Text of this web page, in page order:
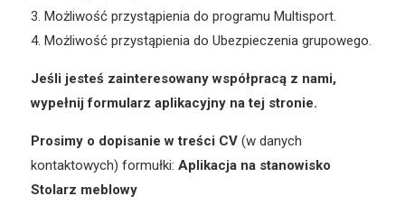
3. Możliwość przystąpienia do programu Multisport.
4. Możliwość przystąpienia do Ubezpieczenia grupowego.
Jeśli jesteś zainteresowany współpracą z nami,
wypełnij formularz aplikacyjny na tej stronie.
Prosimy o dopisanie w treści CV (w danych
kontaktowych) formułki: Aplikacja na stanowisko
Stolarz meblowy